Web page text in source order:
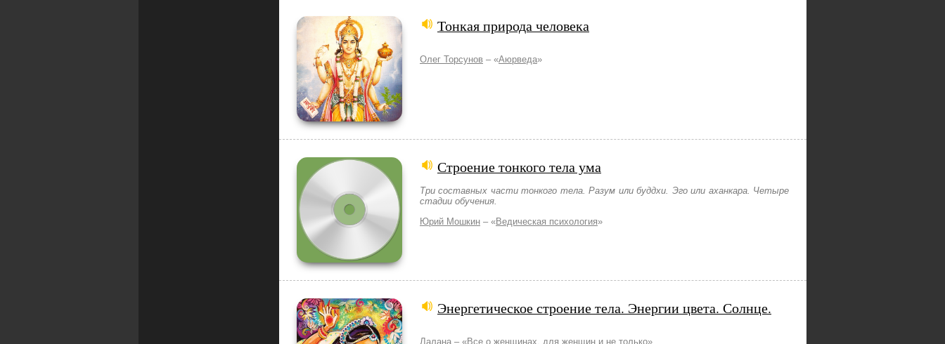
Тонкая природа человека
Олег Торсунов – «Аюрведа»
Строение тонкого тела ума
Три составных части тонкого тела. Разум или буддхи. Эго или аханкара. Четыре
стадии обучения.
Юрий Мошкин – «Ведическая психология»
Энергетическое строение тела. Энергии цвета. Солнце.
Лалана – «Все о женщинах, для женщин и не только»